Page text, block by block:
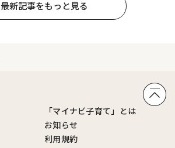
最新記事をもっと見る
「マイナビ子育て」とは
お知らせ
利用規約